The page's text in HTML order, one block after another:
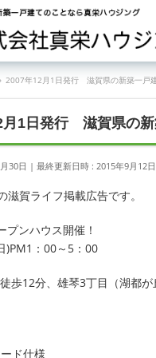
2007年12月1日発行 滋賀県の新築一戸
月1日発行 滋賀県の
30日 最終更新日時 : 2015年9月12日
滋賀ライフ掲載広告です。
プンハウス開催！
)PM1：00～5：00
歩12分、雄琴3丁目（湖都
ド仕様